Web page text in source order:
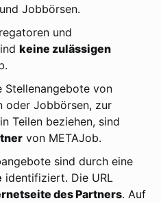
Jobbörsen.
und
keine zulässigen
Stellenangebote von
oder Jobbörsen, zur
Teilen beziehen, sind
von METAJob.
sind durch eine
identifiziert. Die URL
des Partners. Auf